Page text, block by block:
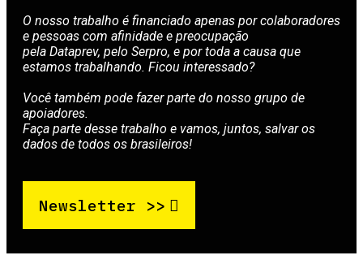
O nosso trabalho é financiado apenas por colaboradores
e pessoas com afinidade e preocupação
pela Dataprev, pelo Serpro, e por toda a causa que
estamos trabalhando. Ficou interessado?
Você também pode fazer parte do nosso grupo de
apoiadores.
Faça parte desse trabalho e vamos, juntos, salvar os
dados de todos os brasileiros!
Newsletter >>